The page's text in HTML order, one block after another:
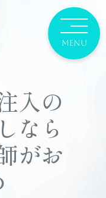
入の
なら
がお